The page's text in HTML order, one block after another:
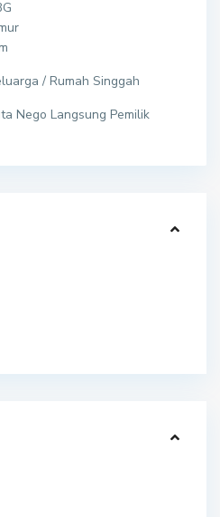
/ Rumah Singgah
Nego Langsung Pemilik